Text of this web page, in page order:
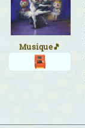
Musique🎵